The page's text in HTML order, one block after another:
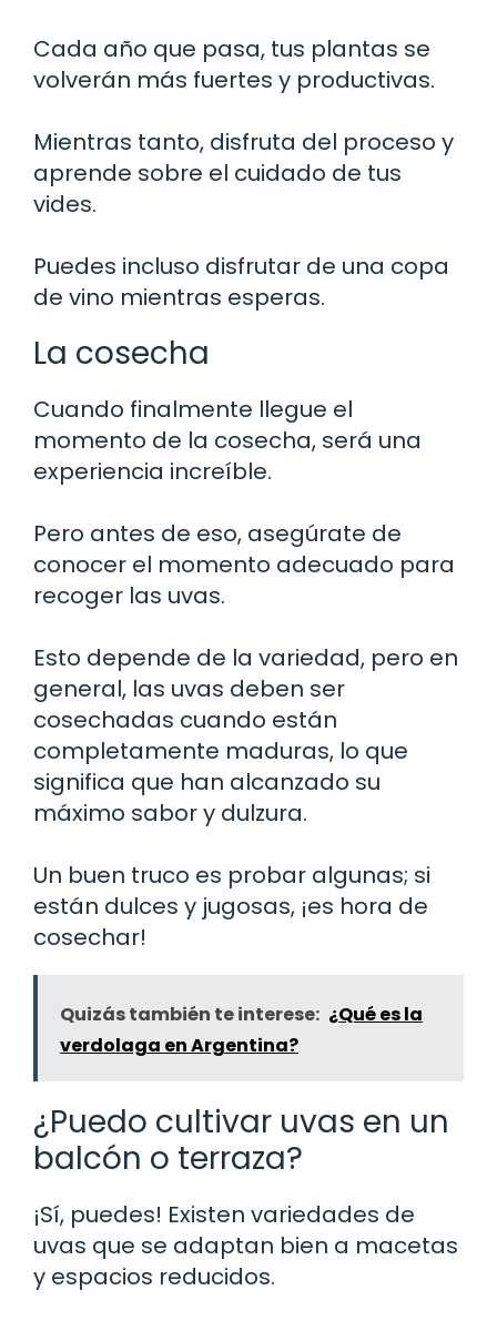
Cada año que pasa, tus plantas se
volverán más fuertes y productivas.
Mientras tanto, disfruta del proceso y
aprende sobre el cuidado de tus
vides.
Puedes incluso disfrutar de una copa
de vino mientras esperas.
La cosecha
Cuando finalmente llegue el
momento de la cosecha, será una
experiencia increíble.
Pero antes de eso, asegúrate de
conocer el momento adecuado para
recoger las uvas.
Esto depende de la variedad, pero en
general, las uvas deben ser
cosechadas cuando están
completamente maduras, lo que
significa que han alcanzado su
máximo sabor y dulzura.
Un buen truco es probar algunas; si
están dulces y jugosas, ¡es hora de
cosechar!
Quizás también te interese: ¿Qué es la
verdolaga en Argentina?
¿Puedo cultivar uvas en un
balcón o terraza?
¡Sí, puedes! Existen variedades de
uvas que se adaptan bien a macetas
y espacios reducidos.